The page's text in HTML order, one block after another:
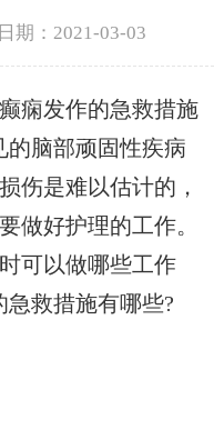
日期：2021-03-03
发作的急救措施
的脑部顽固性疾病
伤是难以估计的，
做好护理的工作。
可以做哪些工作
急救措施有哪些?